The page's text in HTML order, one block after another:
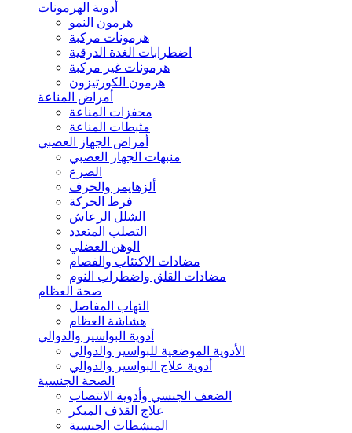
أدوية الهرمونات
هرمون النمو
هرمونات مركبة
اضطرابات الغدة الدرقية
هرمونات غير مركبة
هرمون الكورتيزون
أمراض المناعة
محفزات المناعة
مثبطات المناعة
أمراض الجهاز العصبي
منبهات الجهاز العصبي
الصرع
ألزهايمر والخرف
فرط الحركة
الشلل الرعاش
التصلب المتعدد
الوهن العضلي
مضادات الاكتئاب والفصام
مضادات القلق واضطراب النوم
صحة العظام
التهاب المفاصل
هشاشة العظام
أدوية البواسير والدوالي
الأدوية الموضعية للبواسير والدوالي
أدوية علاج البواسير والدوالي
الصحة الجنسية
الضعف الجنسي وأدوية الانتصاب
علاج القذف المبكر
المنشطات الجنسية